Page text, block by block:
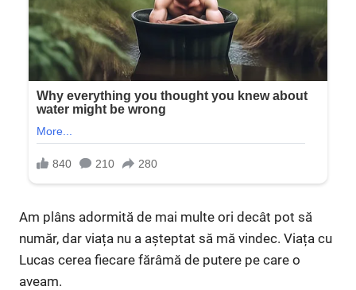
Am plâns adormită de mai multe ori decât pot să
număr, dar viața nu a așteptat să mă vindec. Viața cu
Lucas cerea fiecare fărâmă de putere pe care o
aveam.